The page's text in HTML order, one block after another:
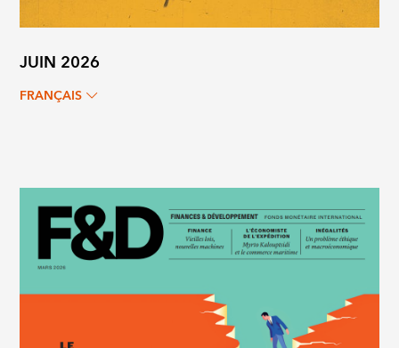
JUIN 2026
FRANÇAIS